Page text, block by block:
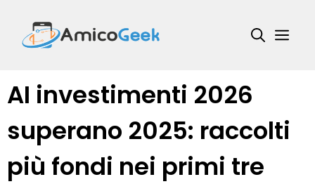
contenuto
AI investimenti 2026
superano 2025: raccolti
più fondi nei primi tre